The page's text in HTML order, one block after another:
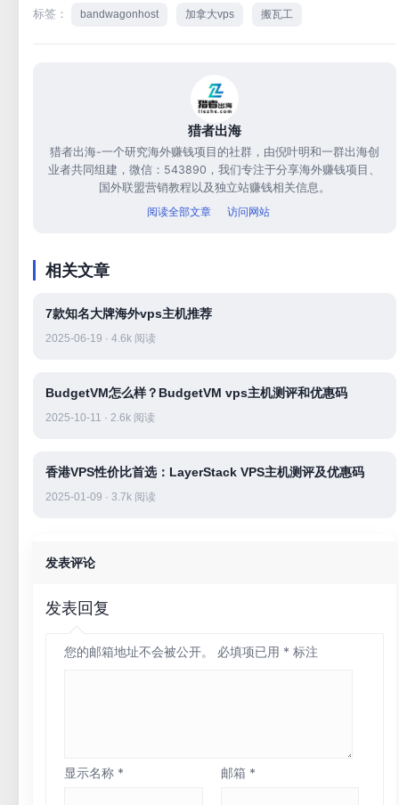
标签： bandwagonhost 加拿大vps 搬瓦工
猎者出海
猎者出海-一个研究海外赚钱项目的社群，由倪叶明和一群出海创
业者共同组建，微信：543890，我们专注于分享海外赚钱项目、
国外联盟营销教程以及独立站赚钱相关信息。
阅读全部文章 访问网站
相关文章
7款知名大牌海外vps主机推荐
2025-06-19 · 4.6k 阅读
BudgetVM怎么样？BudgetVM vps主机测评和优惠码
2025-10-11 · 2.6k 阅读
香港VPS性价比首选：LayerStack VPS主机测评及优惠码
2025-01-09 · 3.7k 阅读
发表评论
发表回复
您的邮箱地址不会被公开。 必填项已用 * 标注
显示名称 * 邮箱 *